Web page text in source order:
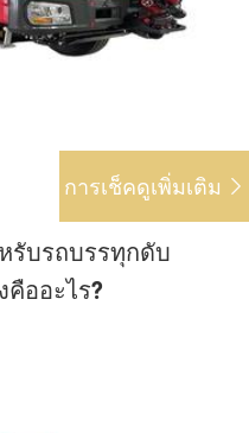
การเช็คดูเพิ่มเติม 
รับรถบรรทุกดับ
คืออะไร?